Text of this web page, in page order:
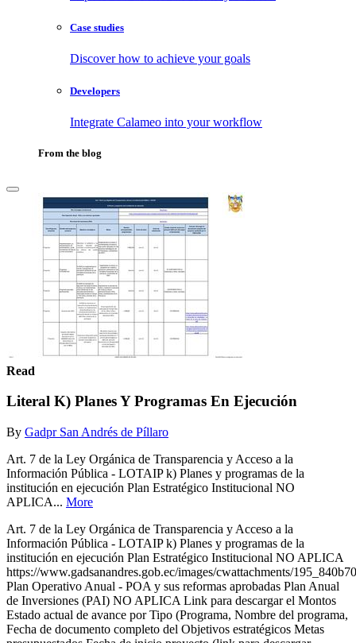
Case studies
Discover how to achieve your goals
Developers
Integrate Calameo into your workflow
From the blog
Read
Literal K) Planes Y Programas En Ejecución
By Gadpr San Andrés de Píllaro
Art. 7 de la Ley Orgánica de Transparencia y Acceso a la
Información Pública - LOTAIP k) Planes y programas de la
institución en ejecución Plan Estratégico Institucional NO
APLICA... More
Art. 7 de la Ley Orgánica de Transparencia y Acceso a la
Información Pública - LOTAIP k) Planes y programas de la
institución en ejecución Plan Estratégico Institucional NO APLICA
https://www.gadsanandres.gob.ec/images/cwattachments/
Plan Operativo Anual - POA y sus reformas aprobadas Plan Anual
de Inversiones (PAI) NO APLICA Link para descargar el Montos
Estado actual de avance por Tipo (Programa, Nombre del programa,
Fecha de documento completo del Objetivos estratégicos Metas